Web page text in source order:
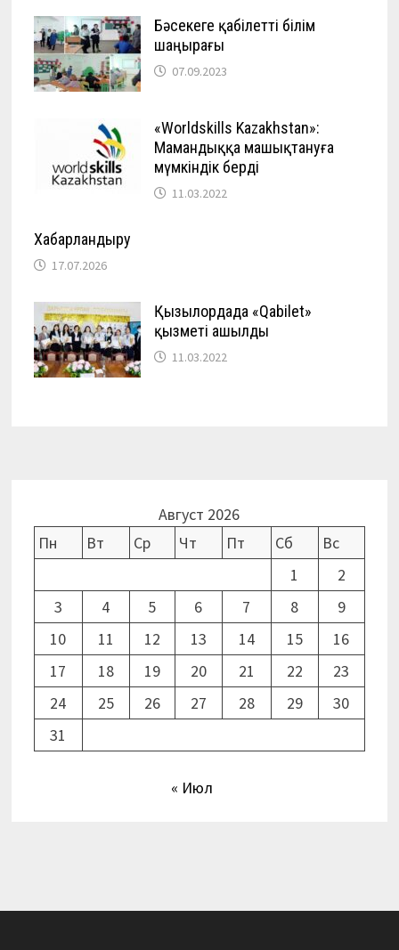
Бәсекеге қабілетті білім
шаңырағы
07.09.2023
«Worldskills Kazakhstan»:
Мамандыққа машықтануға
мүмкіндік берді
11.03.2022
Хабарландыру
17.07.2026
Қызылордада «Qabilet»
қызметі ашылды
11.03.2022
Август 2026
Пн
Вт Ср Чт Пт Сб
Вс
1
2
3
4 5 6 7 8
9
10
11 12 13 14 15
16
17
18 19 20 21 22
23
24
25 26 27 28 29
30
31
« Июл